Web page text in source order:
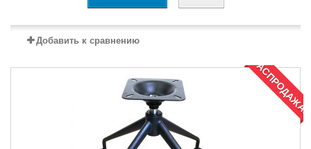
Добавить к сравнению
РАСПРОДАЖА!